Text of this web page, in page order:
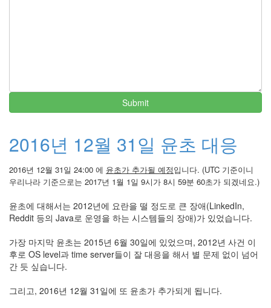
Submit
2016년 12월 31일 윤초 대응
2016년 12월 31일 24:00 에 윤초가 추가될 예정입니다. (UTC 기준이니
우리나라 기준으로는 2017년 1월 1일 9시가 8시 59분 60초가 되겠네요.)
윤초에 대해서는 2012년에 요란을 떨 정도로 큰 장애(LinkedIn,
Reddit 등의 Java로 운영을 하는 시스템들의 장애)가 있었습니다.
가장 마지막 윤초는 2015년 6월 30일에 있었으며, 2012년 사건 이
후로 OS level과 time server들이 잘 대응을 해서 별 문제 없이 넘어
간 듯 싶습니다.
그리고, 2016년 12월 31일에 또 윤초가 추가되게 됩니다.